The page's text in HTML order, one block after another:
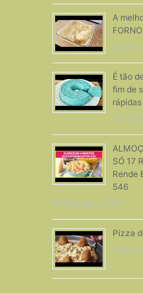
A
5
É tão
fim de
24
SÓ 17
Rende
546
19 Fevereiro, 2020
Pizza
11